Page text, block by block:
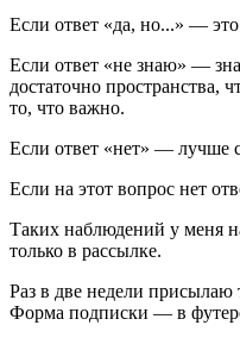
Если ответ «да, но...» —
Если ответ «не знаю» —
достаточно пространства,
то, что важно.
Если ответ «нет» — лучше
Если на этот вопрос нет
Таких наблюдений у меня
только в рассылке.
Раз в две недели присылаю
Форма подписки — в